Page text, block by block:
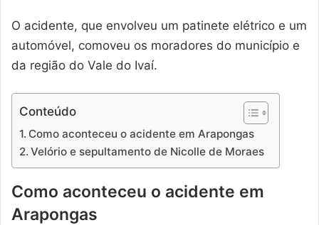
O acidente, que envolveu um patinete elétrico e um
automóvel, comoveu os moradores do município e
da região do Vale do Ivaí.
Conteúdo
Como aconteceu o acidente em Arapongas
Velório e sepultamento de Nicolle de Moraes
Como aconteceu o acidente em
Arapongas